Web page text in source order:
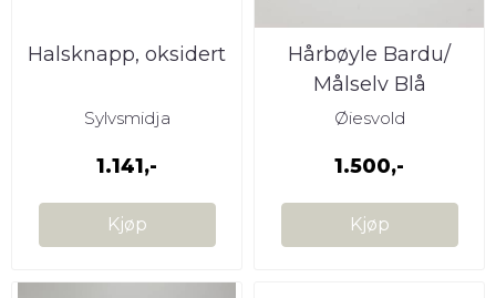
Halsknapp, oksidert
Sylvsmidja
1.141,-
Kjøp
Hårbøyle Bardu/
Målselv Blå
Øiesvold
1.500,-
Kjøp